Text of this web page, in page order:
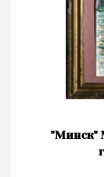
"Минск"